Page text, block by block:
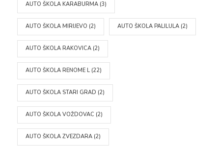
AUTO ŠKOLA KARABURMA (3)
AUTO ŠKOLA MIRIJEVO (2) AUTO ŠKOLA PALILULA (2)
AUTO ŠKOLA RAKOVICA (2)
AUTO ŠKOLA RENOME L (22)
AUTO ŠKOLA STARI GRAD (2)
AUTO ŠKOLA VOŽDOVAC (2)
AUTO ŠKOLA ZVEZDARA (2)